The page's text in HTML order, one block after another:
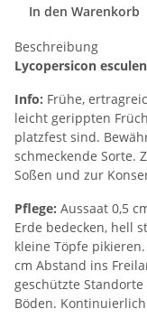
In den Warenkorb
Beschreibung
Lycopersicon
Info: Frühe,
leicht gerippten
platzfest sind.
schmeckende Sorte.
Soßen und zur
Pflege: Aussaat 0,5
Erde bedecken, hell
kleine Töpfe
cm Abstand ins
geschützte
Böden.